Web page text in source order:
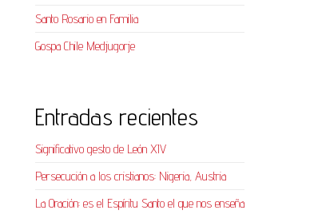
Santo Rosario en Familia
Gospa Chile Medjugorje
Entradas recientes
Significativo gesto de León XIV
Persecución a los cristianos: Nigeria, Austria
La Oración: es el Espíritu Santo el que nos enseña